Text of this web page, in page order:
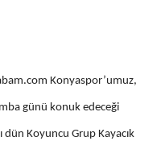
Elazığ
Konyaspor’umuz,
günü konuk edeceği
dün Koyuncu Grup Kayacık